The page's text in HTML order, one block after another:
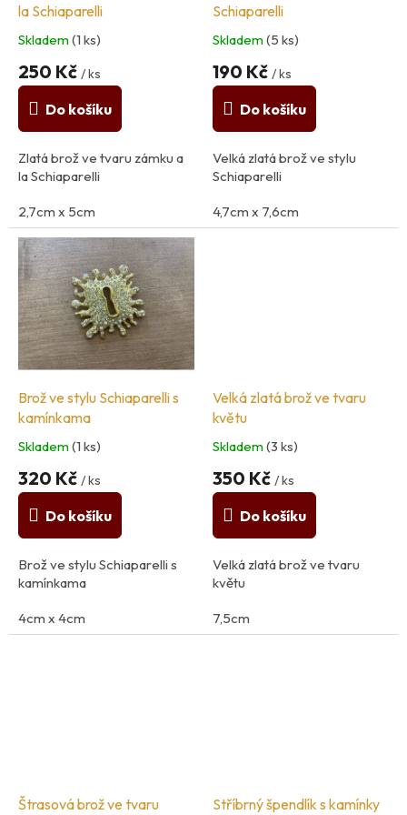
d
k
ů
la Schiaparelli
Skladem(1 ks)
250 Kč / ks
Do košíku
Zlatá brož ve tvaru zámku a
la Schiaparelli
2,7cm x 5cm
Materiál: kov
Schiaparelli
Skladem(5 ks)
190 Kč / ks
Do košíku
Velká zlatá brož ve stylu
Schiaparelli
4,7cm x 7,6cm
Brož ve stylu Schiaparelli s
kamínkama
Skladem(1 ks)
320 Kč / ks
Do košíku
Brož ve stylu Schiaparelli s
kamínkama
4cm x 4cm
Velká zlatá brož ve tvaru
květu
Skladem(3 ks)
350 Kč / ks
Do košíku
Velká zlatá brož ve tvaru
květu
7,5cm
Štrasová brož ve tvaru Stříbrný špendlík s kamínky